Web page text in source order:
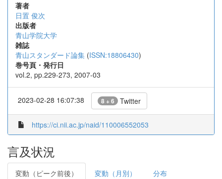
著者
日置 俊次
出版者
青山学院大学
雑誌
青山スタンダード論集 (ISSN:18806430)
巻号頁・発行日
vol.2, pp.229-273, 2007-03
2023-02-28 16:07:38 8 + 6 Twitter
https://ci.nii.ac.jp/naid/110006552053
言及状況
変動（ピーク前後） 変動（月別） 分布